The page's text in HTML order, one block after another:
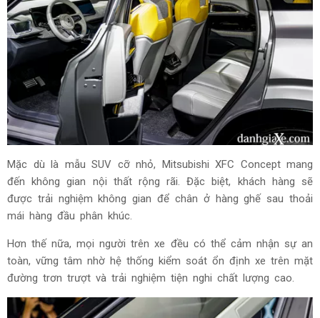
Mặc dù là mẫu SUV cỡ nhỏ, Mitsubishi XFC Concept mang
đến không gian nội thất rộng rãi. Đặc biệt, khách hàng sẽ
được trải nghiệm không gian để chân ở hàng ghế sau thoải
mái hàng đầu phân khúc.
Hơn thế nữa, mọi người trên xe đều có thể cảm nhận sự an
toàn, vững tâm nhờ hệ thống kiểm soát ổn định xe trên mặt
đường trơn trượt và trải nghiệm tiện nghi chất lượng cao.